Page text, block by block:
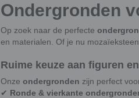
Ondergronden
Op zoek naar de perfecte
en materialen. Of je nu
Ruime keuze aan figuren
Onze ondergronden zijn perfect
✔ Ronde & vierkante